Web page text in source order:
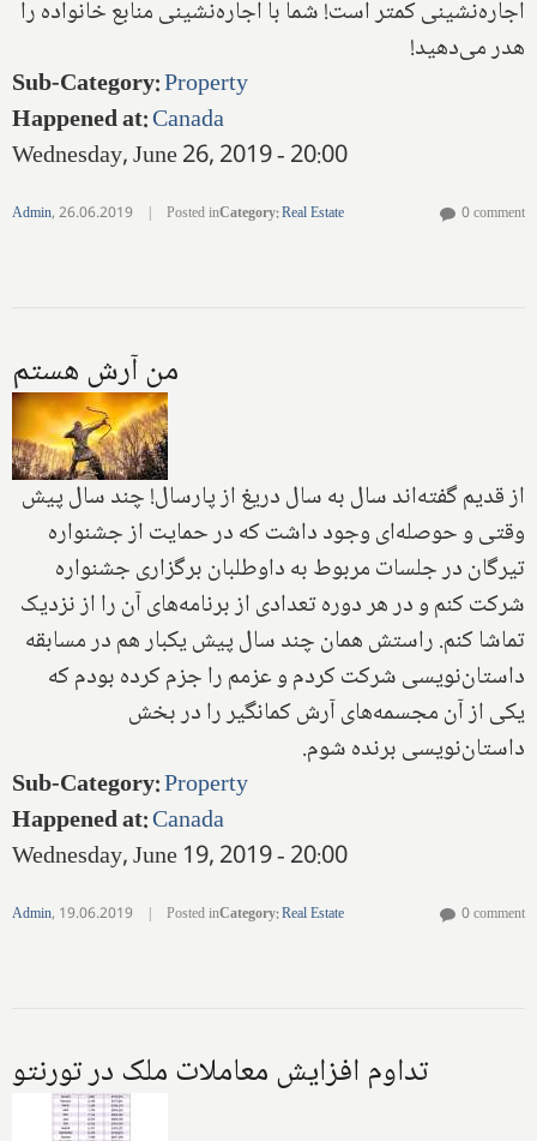
اجاره‌نشينى كمتر است! شما با اجاره‌نشينى منابع خانواده را
هدر مى‌دهيد!
Sub-Category:Property
Happened at:Canada
Wednesday, June 26, 2019 - 20:00
Admin,26.06.2019 | Posted inCategory:Real Estate 0 comment
من آرش هستم
از قديم گفته‌اند سال به سال دريغ از پارسال‌! چند سال پيش
وقتى و حوصله‌اى وجود داشت كه در حمايت از جشنواره
تيرگان در جلسات مربوط به داوطلبان برگزارى جشنواره
شركت كنم و در هر دوره تعدادى از برنامه‌هاى آن را از نزديک
تماشا كنم‌. راستش همان چند سال پيش يكبار هم در مسابقه
داستان‌نويسى شركت كردم و عزمم را جزم كرده بودم كه
يكى از آن مجسمه‌هاى آرش كمانگير را در بخش
داستان‌نويسى برنده شوم.
Sub-Category:Property
Happened at:Canada
Wednesday, June 19, 2019 - 20:00
Admin, 19.06.2019 | Posted inCategory:Real Estate 0 comment
تداوم افزايش معاملات ملک در تورنتو